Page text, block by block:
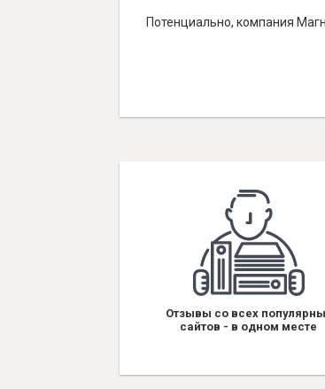
Потенциально, компания
Отзывы со всех
сайтов - в одном месте